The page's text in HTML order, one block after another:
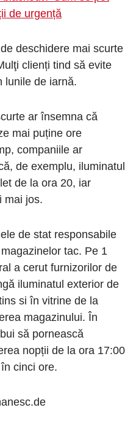
de urgență
deschidere mai scurte
clienți tind să evite
lunile de iarnă.
ar însemna că
mai puține ore
companiile ar
de exemplu, iluminatul
de la ora 20, iar
mai jos.
de stat responsabile
tac. Pe 1
a cerut furnizorilor de
iluminatul exterior de
si în vitrine de la
magazinului. În
să pornească
nopții de la ora 17:00
cinci ore.